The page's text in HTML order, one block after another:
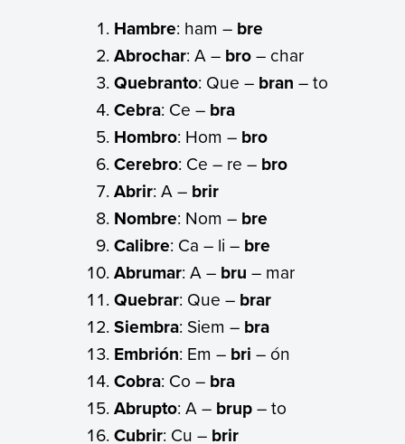
Hambre: ham – bre
Abrochar: A – bro– char
Quebranto: Que – bran – to
Cebra: Ce – bra
Hombro: Hom – bro
Cerebro: Ce – re – bro
Abrir: A – brir
Nombre: Nom – bre
Calibre: Ca – li – bre
Abrumar: A – bru – mar
Quebrar: Que – brar
Siembra: Siem – bra
Embrión: Em – bri – ón
Cobra: Co – bra
Abrupto: A – brup– to
Cubrir: Cu – brir